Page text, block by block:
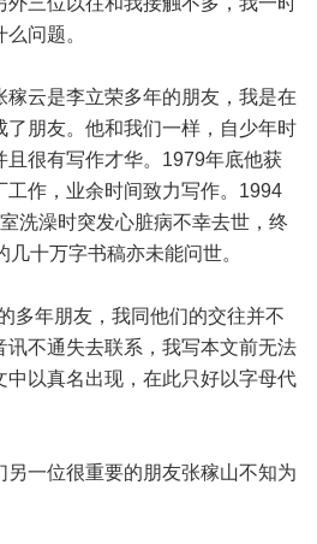
问题。
云是李立荣多年的朋友，我是在
了朋友。他和我们一样，自少年时
且很有写作才华。1979年底他获
工作，业余时间致力写作。1994
洗澡时突发心脏病不幸去世，终
十万字书稿亦未能问世。
多年朋友，我同他们的交往并不
讯不通失去联系，我写本文前无法
中以真名出现，在此只好以字母代
一位很重要的朋友张稼山不知为